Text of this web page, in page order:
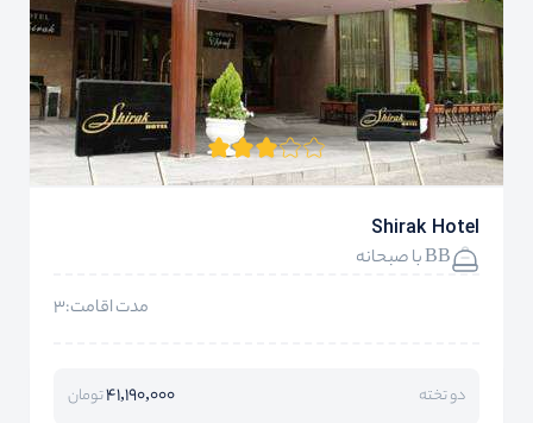
Shirak Hotel
BB با صبحانه
مدت اقامت:3
دو تخته 41,190,000تومان